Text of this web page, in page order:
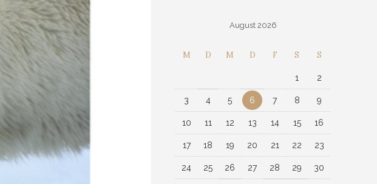
August 2026
M D M D F S S
1 2
3 4 5 6 7 8 9
10 11 12 13 14 15 16
17 18 19 20 21 22 23
24 25 26 27 28 29 30